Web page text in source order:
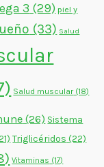
3 (29) piel y
(33) Salud
Salud muscular(18)
(26) Sistema
Triglicéridos (22)
Vitaminas (17)